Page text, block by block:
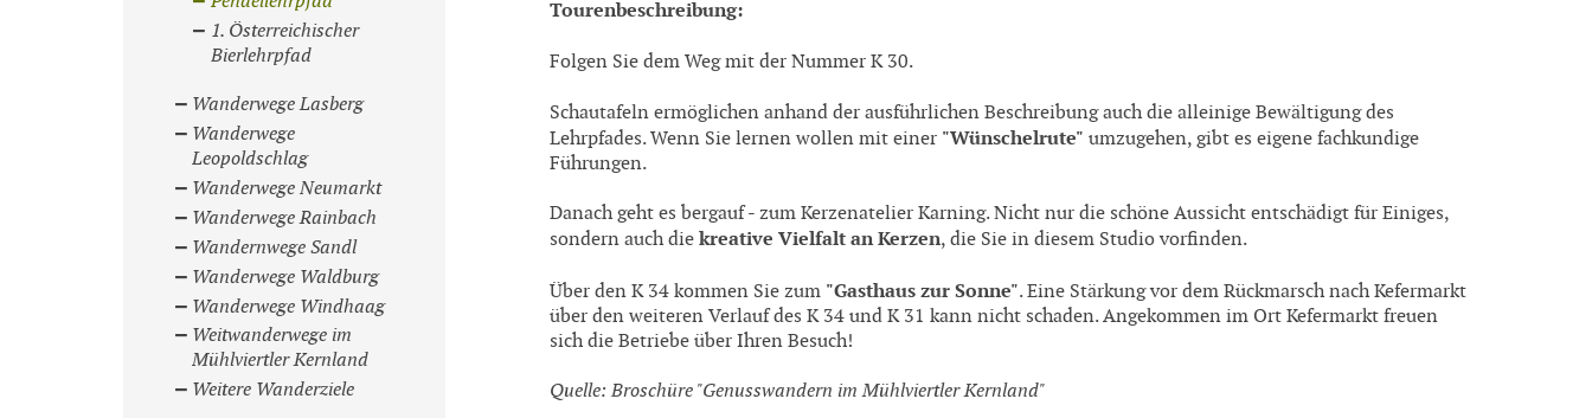
Tourenbeschreibung:
Folgen Sie dem Weg mit der Nummer K 30.
Schautafeln ermöglichen anhand der ausführlichen Beschreibung auch die alleinige Bewältigung des
Lehrpfades. Wenn Sie lernen wollen mit einer "Wünschelrute" umzugehen, gibt es eigene fach­kundige
Führungen.
Danach geht es bergauf - zum Kerzenatelier Karning. Nicht nur die schöne Aussicht entschädigt für Einiges,
sondern auch die kreative Vielfalt an Kerzen, die Sie in diesem Studio vorfinden.
Über den K 34 kommen Sie zum "Gasthaus zur Sonne". Eine Stärkung vor dem Rückmarsch nach Kefermarkt
über den weite­ren Verlauf des K 34 und K 31 kann nicht schaden. Angekommen im Ort Kefermarkt freuen
sich die Betriebe über Ihren Besuch!
Quelle: Broschüre "Genusswandern im Mühlviertler Kernland"
1. Österreichischer
Bierlehrpfad
Wanderwege Lasberg
Wanderwege
Leopoldschlag
Wanderwege Neumarkt
Wanderwege Rainbach
Wandernwege Sandl
Wanderwege Waldburg
Wanderwege Windhaag
Weitwanderwege im
Mühlviertler Kernland
Weitere Wanderziele